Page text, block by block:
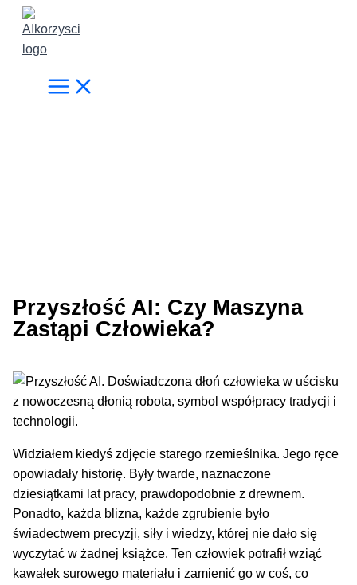
Przejdź
treści
Przyszłość AI: Czy Maszyna
Zastąpi Człowieka?
Widziałem kiedyś zdjęcie starego rzemieślnika. Jego ręce
opowiadały historię. Były twarde, naznaczone
dziesiątkami lat pracy, prawdopodobnie z drewnem.
Ponadto, każda blizna, każde zgrubienie było
świadectwem precyzji, siły i wiedzy, której nie dało się
wyczytać w żadnej książce. Ten człowiek potrafił wziąć
kawałek surowego materiału i zamienić go w coś, co